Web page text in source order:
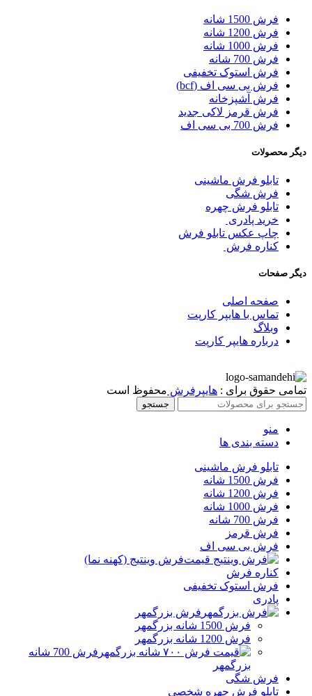
فرش 1500 شانه
فرش 1200 شانه
فرش 1000 شانه
فرش 700 شانه
فرش استوک تخفیفی
فرش بی سی اف (bcf)
فرش آشپزخانه
فرش قرمز لاکی جدید
فرش 700 بی سی اف
دیگر محصولات
تابلو فرش ماشینی
فرش شگی
تابلو فرش چهره
خرید پادری
چاپ عکس تابلو فرش
کناره فرش
دیگر صفحات
صفحه اصلی
تماس با هایپر کارپت
وبلاگ
درباره هایپر کارپت
تمامی حقوق برای : هایپرفرش محفوظ است
جستجو
منو
دسته بندی ها
تابلو فرش ماشینی
فرش 1500 شانه
فرش 1200 شانه
فرش 1000 شانه
فرش 700 شانه
فرش قرمز
فرش بی سی اف
فرش وینتیج (کهنه نما)
کناره فرش
فرش استوک تخفیفی
پادری
فرش بزرگمهر
فرش 1500 شانه بزرگمهر
فرش 1200 شانه بزرگمهر
فرش 700 شانه
بزرگمهر
فرش شگی
تابلو فرش چهره شخصی